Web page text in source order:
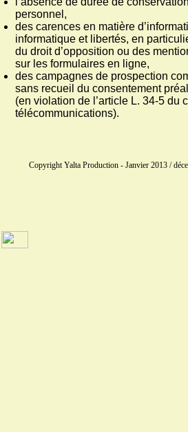
personnel,
des carences en matière
informatique et libertés, en
du droit d’opposition ou des
sur les formulaires en ligne,
des campagnes de prospection
sans recueil du consentement
(en violation de l’article L. 34-5 du
télécommunications).
Copyright Yalta Production - Janvier 2013 /